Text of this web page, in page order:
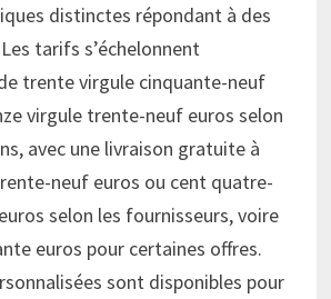
distinctes répondant à des
tarifs s’échelonnent
trente virgule cinquante-neuf
virgule trente-neuf euros selon
avec une livraison gratuite à
neuf euros ou cent quatre-
selon les fournisseurs, voire
euros pour certaines offres.
sont disponibles pour